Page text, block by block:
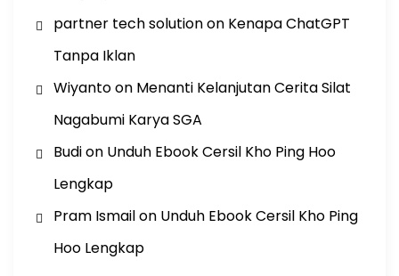
partner tech solutionon Kenapa ChatGPT
Tanpa Iklan
Wiyantoon Menanti Kelanjutan Cerita Silat
Nagabumi Karya SGA
Budion Unduh Ebook Cersil Kho Ping Hoo
Lengkap
Pram Ismailon Unduh Ebook Cersil Kho Ping
Hoo Lengkap